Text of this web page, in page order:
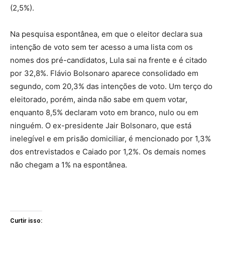
(2,5%).
Na pesquisa espontânea, em que o eleitor declara sua
intenção de voto sem ter acesso a uma lista com os
nomes dos pré-candidatos, Lula sai na frente e é citado
por 32,8%. Flávio Bolsonaro aparece consolidado em
segundo, com 20,3% das intenções de voto. Um terço do
eleitorado, porém, ainda não sabe em quem votar,
enquanto 8,5% declaram voto em branco, nulo ou em
ninguém. O ex-presidente Jair Bolsonaro, que está
inelegível e em prisão domiciliar, é mencionado por 1,3%
dos entrevistados e Caiado por 1,2%. Os demais nomes
não chegam a 1% na espontânea.
Curtir isso: